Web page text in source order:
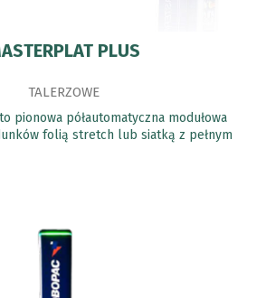
PLUS
TALERZOWE
to pionowa półautomatyczna modułowa
folią stretch lub siatką z pełnym